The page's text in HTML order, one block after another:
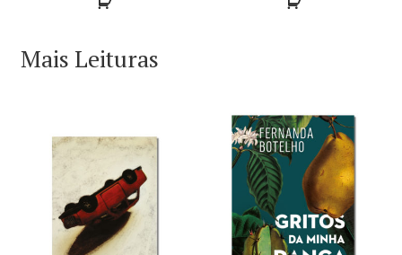
Mais Leituras